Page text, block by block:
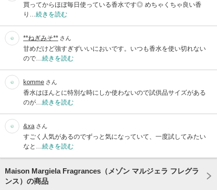
買ってからほぼ毎日使っている香水です◎ めちゃくちゃ良い香
り… 続きを読む
**ねぎみそ** さん
甘めだけど強すぎずいいにおいです。いつも香水を使い切れない
ので… 続きを読む
komme さん
香水はほんとに特別な時にしか使わないので試供品サイズがある
のが… 続きを読む
&xa さん
すごく人気があるのでずっと気になっていて、一度試してみたい
なと… 続きを読む
Maison Margiela Fragrances（メゾン マルジェラ フレグラ
ンス）の商品